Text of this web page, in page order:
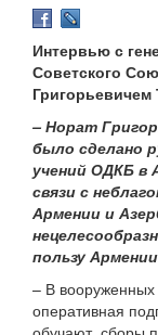
Интервью с
Советского
Григорьевичем
– Норат
было сделано
учений ОДКБ в
связи с
Армении и
пользу
– В вооруженных
оперативная